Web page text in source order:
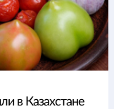
в Казахстане